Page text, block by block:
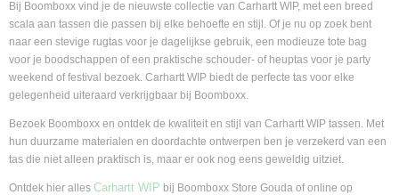
Bij Boomboxx vind je de nieuwste collectie van Carhartt WIP, met een breed
scala aan tassen die passen bij elke behoefte en stijl. Of je nu op zoek bent
naar een stevige rugtas voor je dagelijkse gebruik, een modieuze tote bag
voor je boodschappen of een praktische schouder- of heuptas voor je party
weekend of festival bezoek. Carhartt WIP biedt de perfecte tas voor elke
gelegenheid uiteraard verkrijgbaar bij Boomboxx.
Bezoek Boomboxx en ontdek de kwaliteit en stijl van Carhartt WIP tassen. Met
hun duurzame materialen en doordachte ontwerpen ben je verzekerd van een
tas die niet alleen praktisch is, maar er ook nog eens geweldig uitziet.
Ontdek hier alles Carhartt WIP bij Boomboxx Store Gouda of online op